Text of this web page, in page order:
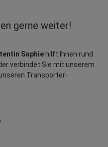
gerne weiter!
Sophie hilft Ihnen rund
verbindet Sie mit unserem
Transporter-